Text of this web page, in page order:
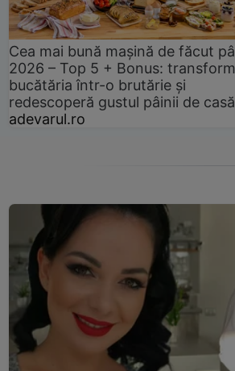
Cea mai bună mașină de făcut
2026 – Top 5 + Bonus:
bucătăria într-o brutărie și
redescoperă gustul pâinii de casă
adevarul.ro